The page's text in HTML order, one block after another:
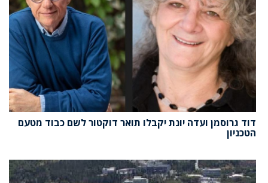
דוד גרוסמן ועדה יונת יקבלו תואר דוקטור לשם כבוד מטעם
הטכניון